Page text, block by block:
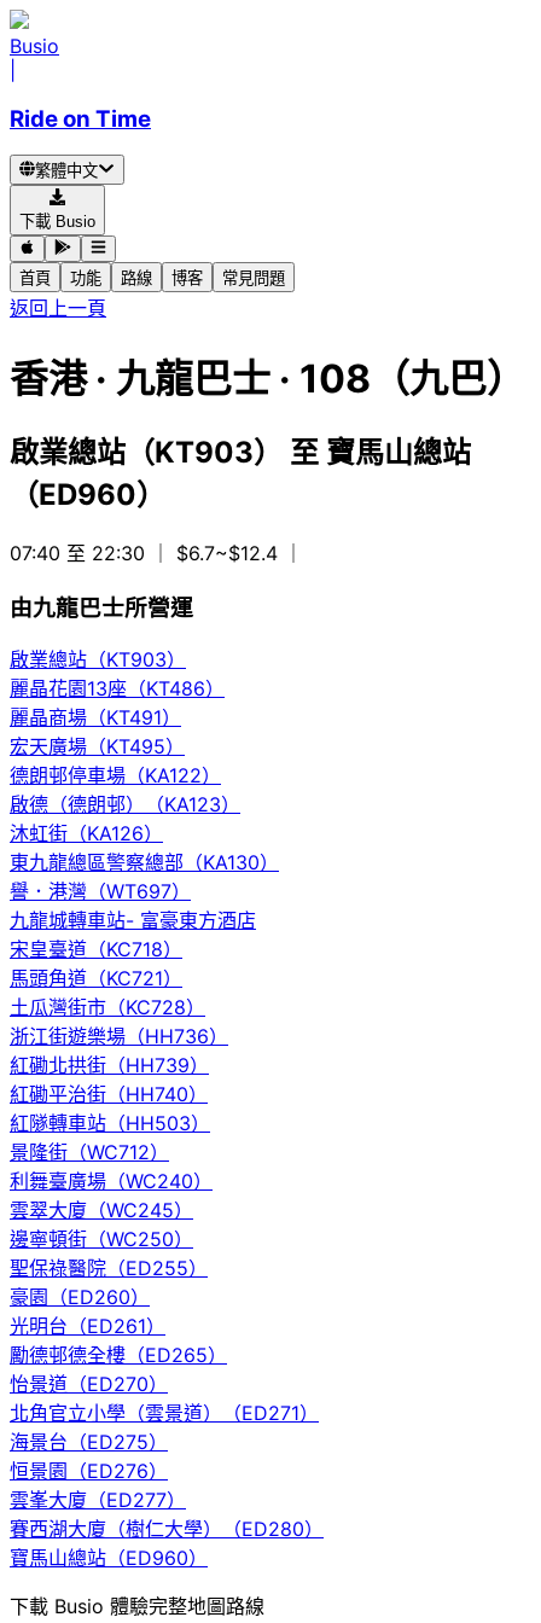
Busio
Ride on Time
繁體中文
下載 Busio
首頁 功能 路線 博客 常見問題
返回上一頁
香港· 九龍巴士 · 108（九巴）
啟業總站（KT903） 至 寶馬山總站
（ED960）
07:40 至 22:30 ｜ $6.7~$12.4
由九龍巴士所營運
啟業總站（KT903）
麗晶花園13座（KT486）
麗晶商場（KT491）
宏天廣場（KT495）
德朗邨停車場（KA122）
啟德（德朗邨）（KA123）
沐虹街（KA126）
東九龍總區警察總部（KA130）
譽．港灣（WT697）
九龍城轉車站- 富豪東方酒店
宋皇臺道（KC718）
馬頭角道（KC721）
土瓜灣街市（KC728）
浙江街遊樂場（HH736）
紅磡北拱街（HH739）
紅磡平治街（HH740）
紅隧轉車站（HH503）
景隆街（WC712）
利舞臺廣場（WC240）
雲翠大廈（WC245）
邊寧頓街（WC250）
聖保祿醫院（ED255）
豪園（ED260）
光明台（ED261）
勵德邨德全樓（ED265）
怡景道（ED270）
北角官立小學（雲景道）（ED271）
海景台（ED275）
恒景園（ED276）
雲峯大廈（ED277）
賽西湖大廈（樹仁大學）（ED280）
寶馬山總站（ED960）
下載 Busio 體驗完整地圖路線